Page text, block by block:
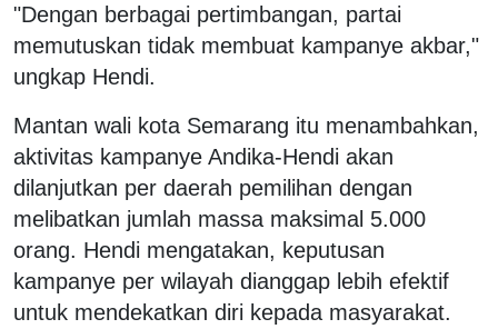
"Dengan berbagai pertimbangan, partai
memutuskan tidak membuat kampanye akbar,"
ungkap Hendi.
Mantan wali kota Semarang itu menambahkan,
aktivitas kampanye Andika-Hendi akan
dilanjutkan per daerah pemilihan dengan
melibatkan jumlah massa maksimal 5.000
orang. Hendi mengatakan, keputusan
kampanye per wilayah dianggap lebih efektif
untuk mendekatkan diri kepada masyarakat.